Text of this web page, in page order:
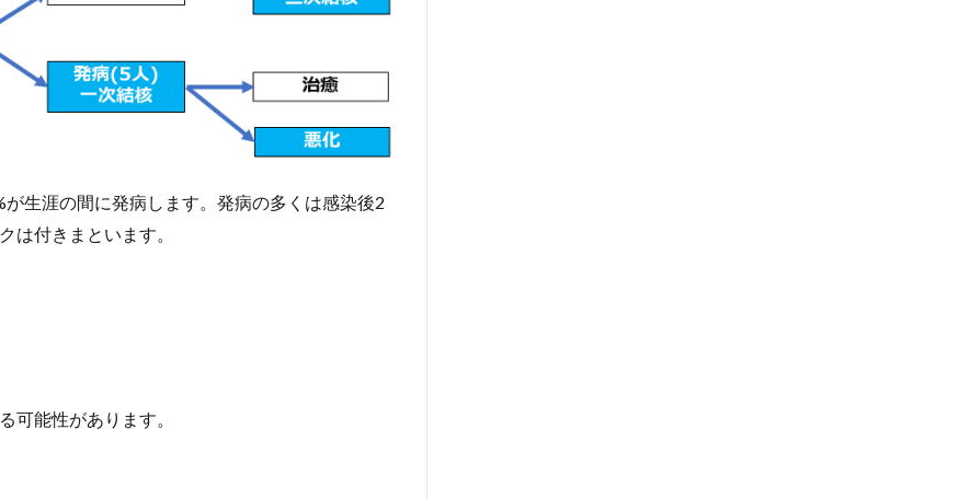
生涯の間に発病します。発病の多くは感染後2
は付きまといます。
可能性があります。